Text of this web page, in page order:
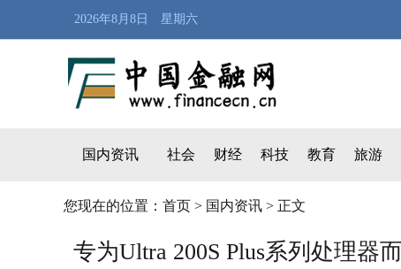
2026年8月8日 星期六
国内资讯 社会 财经 科技 教育 旅游
您现在的位置： 首页 > 国内资讯 > 正文
专为Ultra 200S Plus系列处理器